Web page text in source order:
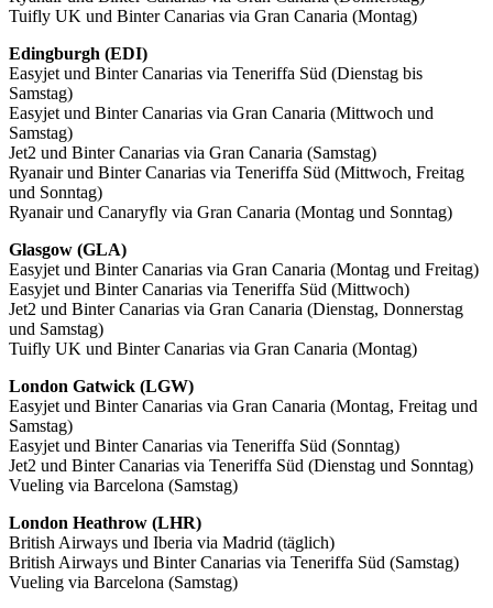
Tuifly UK und Binter Canarias via Gran Canaria (Montag)
Edingburgh (EDI)
Easyjet und Binter Canarias via Teneriffa Süd (Dienstag bis
Samstag)
Easyjet und Binter Canarias via Gran Canaria (Mittwoch und
Samstag)
Jet2 und Binter Canarias via Gran Canaria (Samstag)
Ryanair und Binter Canarias via Teneriffa Süd (Mittwoch, Freitag
und Sonntag)
Ryanair und Canaryfly via Gran Canaria (Montag und Sonntag)
Glasgow (GLA)
Easyjet und Binter Canarias via Gran Canaria (Montag und Freitag)
Easyjet und Binter Canarias via Teneriffa Süd (Mittwoch)
Jet2 und Binter Canarias via Gran Canaria (Dienstag, Donnerstag
und Samstag)
Tuifly UK und Binter Canarias via Gran Canaria (Montag)
London Gatwick (LGW)
Easyjet und Binter Canarias via Gran Canaria (Montag, Freitag und
Samstag)
Easyjet und Binter Canarias via Teneriffa Süd (Sonntag)
Jet2 und Binter Canarias via Teneriffa Süd (Dienstag und Sonntag)
Vueling via Barcelona (Samstag)
London Heathrow (LHR)
British Airways und Iberia via Madrid (täglich)
British Airways und Binter Canarias via Teneriffa Süd (Samstag)
Vueling via Barcelona (Samstag)